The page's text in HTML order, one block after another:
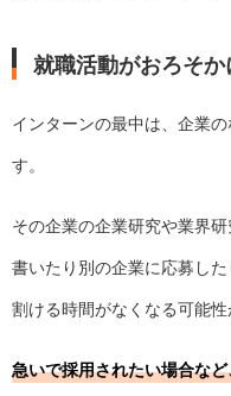
就職活動がおろそ
インターンの最中は、企業
す。
その企業の企業研究や業界
書いたり別の企業に応募し
割ける時間がなくなる可能性
急いで採用されたい場合な